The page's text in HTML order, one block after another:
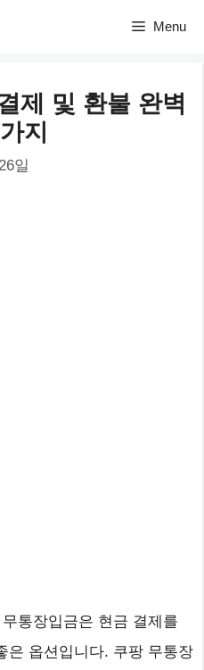
Menu
제 및 환불 완벽
지
일
통장입금은 현금 결제를
은 옵션입니다. 쿠팡 무통장